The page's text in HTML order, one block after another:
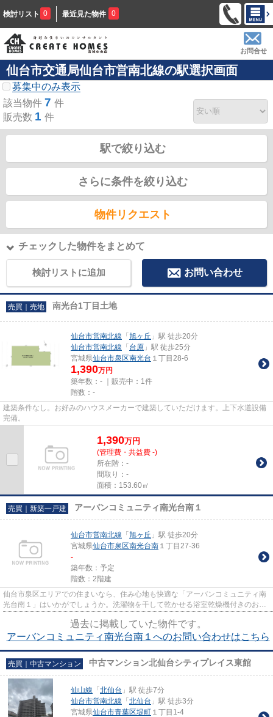
検討リスト 0 最近見た物件 0
お問合せ
仙台市交通局仙台市営南北線の駅選択画面
募集中のみ表示
該当物件 7 件
販売数 1 件
駅で絞り込む
さらに条件を絞り込む
物件リクエスト
チェックした物件をまとめて
検討リストに追加 お問い合わせ
売買｜売地 南光台1丁目土地
仙台市営南北線 「 旭ヶ丘 」駅 徒歩20分
仙台市営南北線 「 台原 」駅 徒歩25分
宮城県仙台市泉区南光台 １丁目28-6
1,390万円
築年数：- ｜販売中： 1件
階数：-
建築条件なし。お好みのハウスメーカーで建築していただけます。上下水道設備
完備。
1,390万円
(管理費・共益費 -)
所在階：-
間取り：-
面積：153.60㎡
売買｜新築一戸建 アーバンコミュニティ南光台南１
仙台市営南北線 「 旭ヶ丘 」駅 徒歩20分
宮城県仙台市泉区南光台南 １丁目27-36
-
築年数：予定
階数：2階建
仙台市泉区エリアでの住まいなら、住み心地も快適な「アーバンコミュニティ南
光台南１」はいかがでしょうか。洗濯物を干して乾かせる浴室乾燥機付きのお風
過去に掲載していた物件です。
アーバンコミュニティ南光台南１へのお問い合わせはこちら
売買｜中古マンション 中古マンション北仙台シティプレイス東館
仙山線 「 北仙台 」駅 徒歩7分
仙台市営南北線 「 北仙台 」駅 徒歩3分
宮城県仙台市青葉区堤町 １丁目1-4